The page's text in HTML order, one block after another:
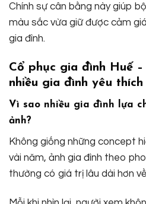
Chính sự cân bằng này giúp
màu sắc vừa giữ được cảm
gia đình.
Cổ phục gia đình Huế
nhiều gia đình yêu thích
Vì sao nhiều gia đình lựa
ảnh?
Không giống những concept
vài năm, ảnh gia đình theo
thường có giá trị lâu dài hơn